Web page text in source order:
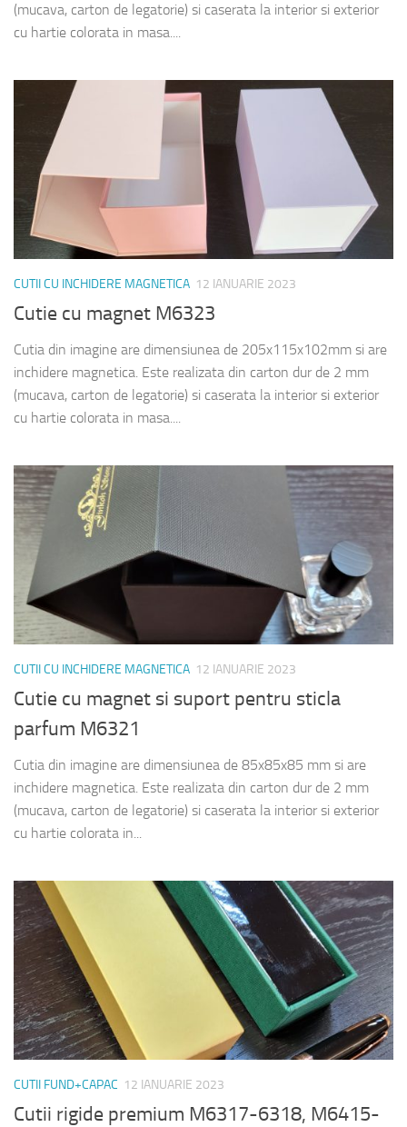
(mucava, carton de legatorie) si caserata la interior si exterior
cu hartie colorata in masa....
CUTII CU INCHIDERE MAGNETICA 12 IANUARIE 2023
Cutie cu magnet M6323
Cutia din imagine are dimensiunea de 205x115x102mm si are
inchidere magnetica. Este realizata din carton dur de 2 mm
(mucava, carton de legatorie) si caserata la interior si exterior
cu hartie colorata in masa....
CUTII CU INCHIDERE MAGNETICA 12 IANUARIE 2023
Cutie cu magnet si suport pentru sticla
parfum M6321
Cutia din imagine are dimensiunea de 85x85x85 mm si are
inchidere magnetica. Este realizata din carton dur de 2 mm
(mucava, carton de legatorie) si caserata la interior si exterior
cu hartie colorata in...
CUTII FUND+CAPAC 12 IANUARIE 2023
Cutii rigide premium M6317-6318, M6415-